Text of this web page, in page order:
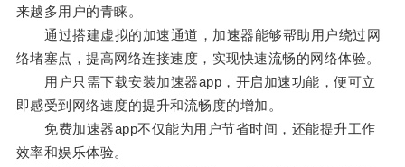
来越多用户的青睐。
通过搭建虚拟的加速通道，加速器能够帮助用户绕过网
络堵塞点，提高网络连接速度，实现快速流畅的网络体验。
用户只需下载安装加速器app，开启加速功能，便可立
即感受到网络速度的提升和流畅度的增加。
免费加速器app不仅能为用户节省时间，还能提升工作
效率和娱乐体验。